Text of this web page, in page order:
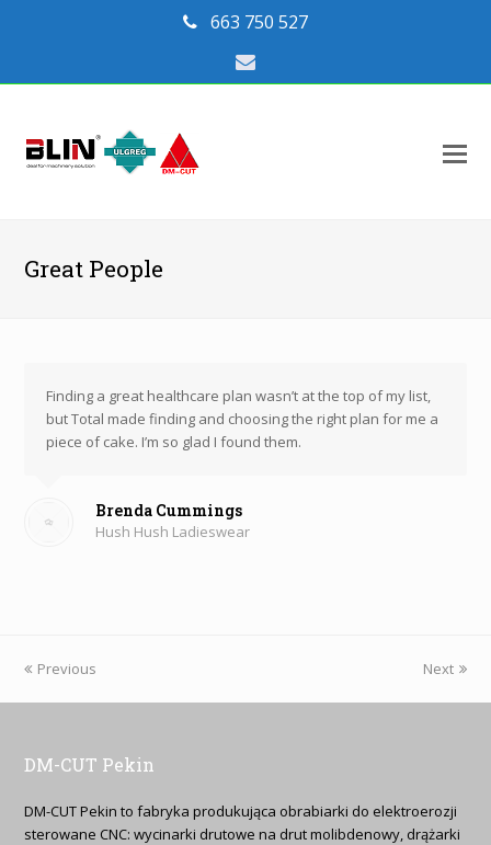
663 750 527
Email
Great People
Finding a great healthcare plan wasn’t at the top of my list,
but Total made finding and choosing the right plan for me a
piece of cake. I’m so glad I found them.
Brenda Cummings
Hush Hush Ladieswear
Previous Next
DM-CUT Pekin
DM-CUT Pekin to fabryka produkująca obrabiarki do elektroerozji
sterowane CNC: wycinarki drutowe na drut molibdenowy, drążarki